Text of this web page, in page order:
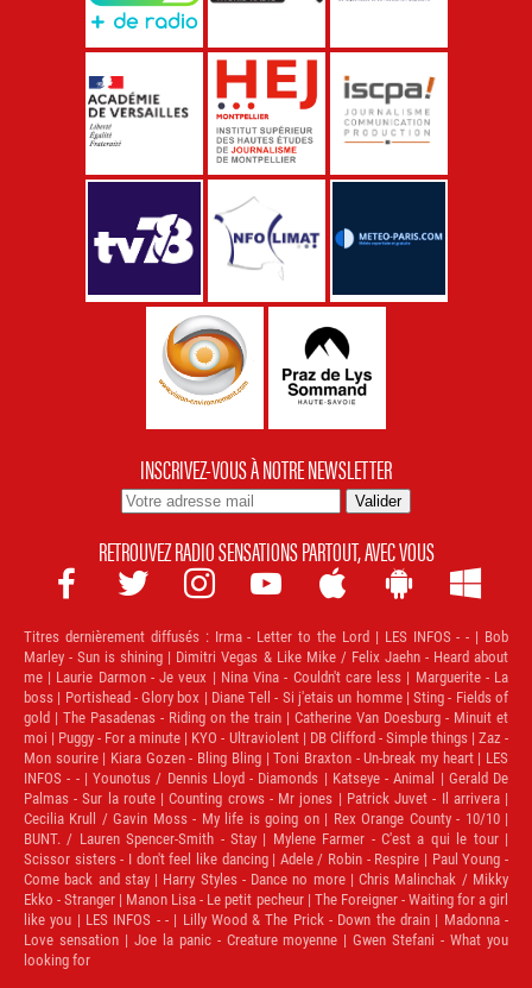
INSCRIVEZ-VOUS À NOTRE NEWSLETTER
RETROUVEZ RADIO SENSATIONS PARTOUT, AVEC VOUS
      
Titres dernièrement diffusés :Irma - Letter to the Lord | LES INFOS - - | Bob
Marley - Sun is shining | Dimitri Vegas & Like Mike / Felix Jaehn - Heard about
me | Laurie Darmon - Je veux | Nina Vina - Couldn't care less | Marguerite - La
boss | Portishead - Glory box | Diane Tell - Si j'etais un homme | Sting - Fields of
gold | The Pasadenas - Riding on the train | Catherine Van Doesburg - Minuit et
moi | Puggy - For a minute | KYO - Ultraviolent | DB Clifford - Simple things | Zaz -
Mon sourire | Kiara Gozen - Bling Bling | Toni Braxton - Un-break my heart | LES
INFOS - - | Younotus / Dennis Lloyd - Diamonds | Katseye - Animal | Gerald De
Palmas - Sur la route | Counting crows - Mr jones | Patrick Juvet - Il arrivera |
Cecilia Krull / Gavin Moss - My life is going on | Rex Orange County - 10/10 |
BUNT. / Lauren Spencer-Smith - Stay | Mylene Farmer - C'est a qui le tour |
Scissor sisters - I don't feel like dancing | Adele / Robin - Respire | Paul Young -
Come back and stay | Harry Styles - Dance no more | Chris Malinchak / Mikky
Ekko - Stranger | Manon Lisa - Le petit pecheur | The Foreigner - Waiting for a girl
like you | LES INFOS - - | Lilly Wood & The Prick - Down the drain | Madonna -
Love sensation | Joe la panic - Creature moyenne | Gwen Stefani - What you
looking for